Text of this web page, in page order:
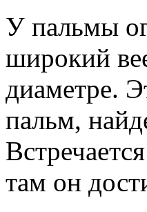
У пальмы
широкий
диаметре.
пальм,
там он